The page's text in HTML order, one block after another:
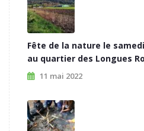
Fête de la nature le
au quartier des Longues
11 mai 2022